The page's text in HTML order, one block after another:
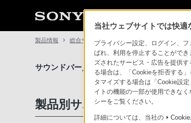
製品情報 総合サポート・お問い合わせ サウンドバ
サウンドバー／ホームシアターシステム サ
製品別サポート情報
当社ウェブサイトでは快適
プライバシー設定、ログイン、
ばれ、利用を停止することがで
ズされたサービス・広告を提供
る場合は、「Cookieを拒否する
タマイズする場合は「Cookie設
イトの機能の一部が使用できな
シーをご覧ください。
詳細については、当社の